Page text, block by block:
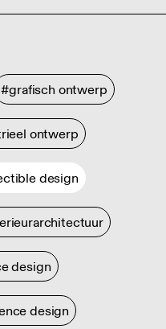
#grafisch ontwerp
ontwerp
design
design
design